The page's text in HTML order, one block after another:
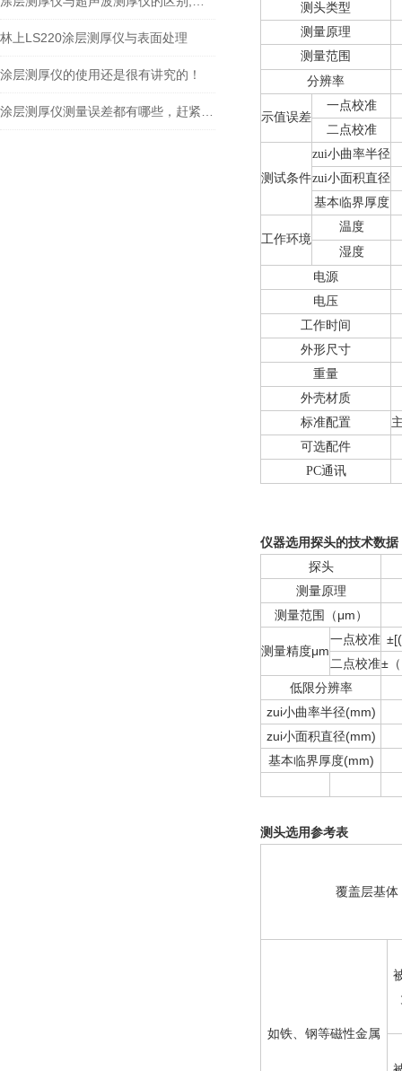
林上LS220涂层测厚仪与表面处理
涂层测厚仪的使用还是很有讲究的！
测头类型
测量原理
测量范围
分辨率
示值误差
一点校准
二点校准
测试条件
zui小曲率半径
zui小面积直径
基本临界厚度
工作环境
温度
湿度
电源
电压
工作时间
外形尺寸
重量
外壳材质
标准配置
可选配件
PC通讯
仪器选用探头的技术数据
探头
测量原理
测量范围（μm）
测量精度μm
一点校准
二点校准±
低限分辨率
zui小曲率半径(mm)
zui小面积直径(mm)
基本临界厚度(mm)
测头选用参考表
覆盖层基体
如铁、钢等磁性金属